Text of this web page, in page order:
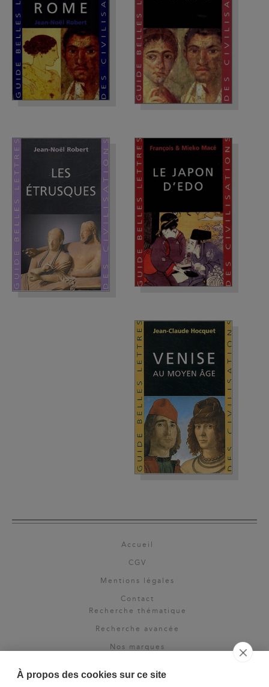
À propos des cookies sur ce site
Accueil
CGV
Mentions légales
Contact
Recherche thématique
Recherche avancée
Nos marques
Espace pro